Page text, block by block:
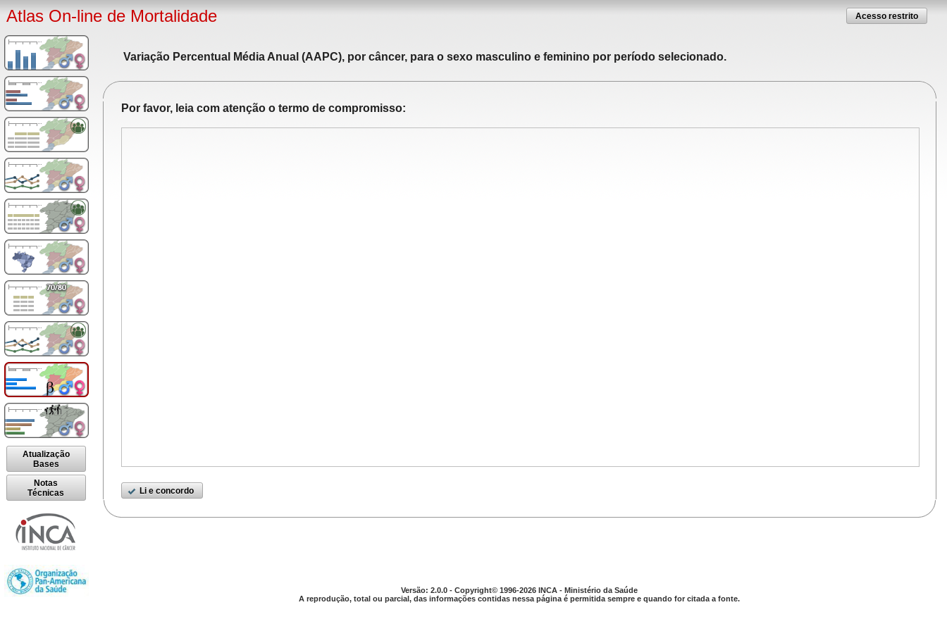
Atlas On-line de Mortalidade Acesso restrito
Atualização
Bases
Notas
Técnicas
Variação Percentual Média Anual (AAPC), por câncer, para o sexo masculino e feminino por período selecionado.
Por favor, leia com atenção o termo de compromisso:
Li e concordo
Versão: 2.0.0 - Copyright© 1996-2026 INCA - Ministério da Saúde
A reprodução, total ou parcial, das informações contidas nessa página é permitida sempre e quando for citada a fonte.